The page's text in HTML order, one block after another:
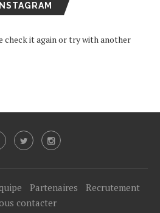
INSTAGRAM
check it again or try with another
Partenaires
Recrutement
contacter